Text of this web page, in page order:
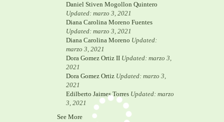
Daniel Stiven Mogollon Quintero
Updated: marzo 3, 2021
Diana Carolina Moreno Fuentes
Updated: marzo 3, 2021
Diana Carolina Moreno Updated:
marzo 3, 2021
Dora Gomez Ortiz II Updated: marzo 3,
2021
Dora Gomez Ortiz Updated: marzo 3,
2021
Edilberto Jaimes Torres Updated: marzo
3, 2021
See More